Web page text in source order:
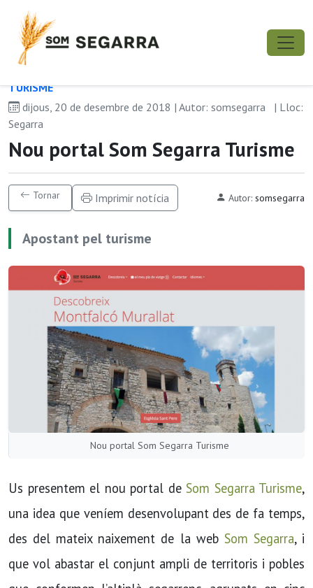
TURISME
dijous, 20 de desembre de 2018 | Autor: somsegarra
| Lloc:
Segarra
Nou portal Som Segarra Turisme
Tornar Imprimir notícia Autor: somsegarra
Apostant pel turisme
Nou portal Som Segarra Turisme
Us presentem el nou portal de Som Segarra Turisme,
una idea que veníem desenvolupant des de fa temps,
des del mateix naixement de la web Som Segarra, i
que vol abastar el conjunt ampli de territoris i pobles